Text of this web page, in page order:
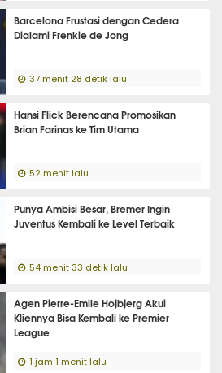
Barcelona Frustasi dengan Cedera
Dialami Frenkie de Jong
37 menit 28 detik lalu
Hansi Flick Berencana Promosikan
Brian Farinas ke Tim Utama
52 menit lalu
Punya Ambisi Besar, Bremer Ingin
Juventus Kembali ke Level Terbaik
54 menit 33 detik lalu
Agen Pierre-Emile Hojbjerg Akui
Kliennya Bisa Kembali ke Premier
League
1 jam 1 menit lalu